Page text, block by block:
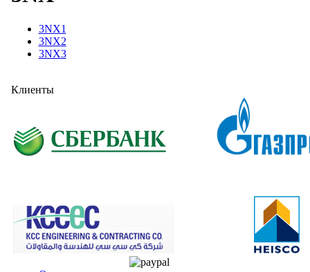
3NX1
3NX2
3NX3
Клиенты